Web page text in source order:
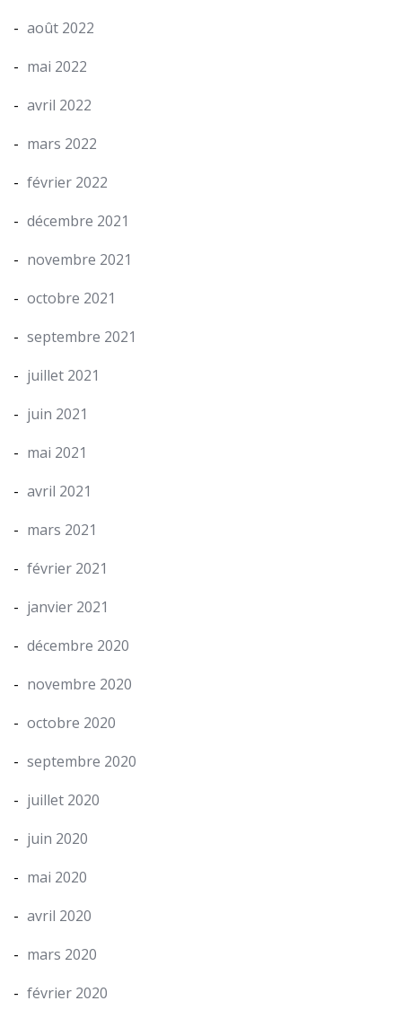
août 2022
mai 2022
avril 2022
mars 2022
février 2022
décembre 2021
novembre 2021
octobre 2021
septembre 2021
juillet 2021
juin 2021
mai 2021
avril 2021
mars 2021
février 2021
janvier 2021
décembre 2020
novembre 2020
octobre 2020
septembre 2020
juillet 2020
juin 2020
mai 2020
avril 2020
mars 2020
février 2020